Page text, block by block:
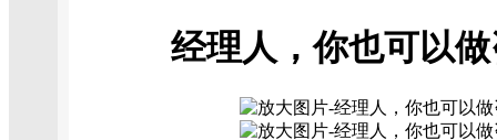
经理人，你也可以